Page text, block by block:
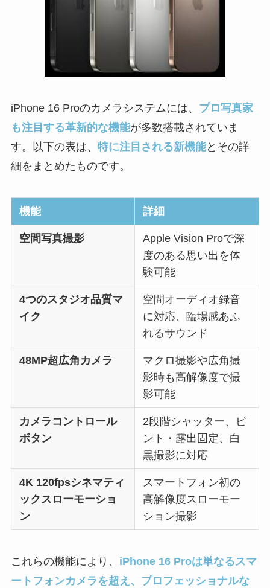
iPhone 16 Proのカメラシステムには、 プロ写真家
も注目する革新的な機能が多数搭載されていま
す。以下の表は、 特に注目される新機能とその詳
細をまとめたものです。
機能 詳細
空間写真撮影
Apple Vision Proで深
度のある思い出を体
験可能
4つのスタジオ品質マ
イク
空間オーディオ録音
に対応、臨場感あふ
れるサウンド
48MP超広角カメラ
マクロ撮影や広角撮
影時も高解像度で撮
影可能
カメラコントロール
ボタン
2段階シャッター、ピ
ント・露出固定、白
黒撮影に対応
4K 120fpsシネマティ
ックスローモーショ
ン
スマートフォン初の
高解像度スローモー
ション撮影
これらの機能により、 iPhone 16 Proは単なるスマ
ートフォンカメラを超え、プロフェッショナルな